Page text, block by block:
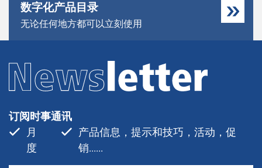
数字化产品目录
无论任何地方都可以立刻使用
订阅时事通讯
月
度
产品信息，提示和技巧，活动，促
销......